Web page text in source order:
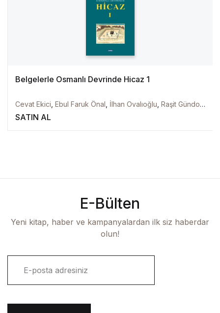
Belgelerle Osmanlı Devrinde Hicaz 1
Cevat Ekici Ebul Faruk Önal İlhan Ovalıoğlu Raşit Gündoğdu
SATIN AL
E-Bülten
Yeni kitap, haber ve kampanyalardan ilk siz haberdar
olun!